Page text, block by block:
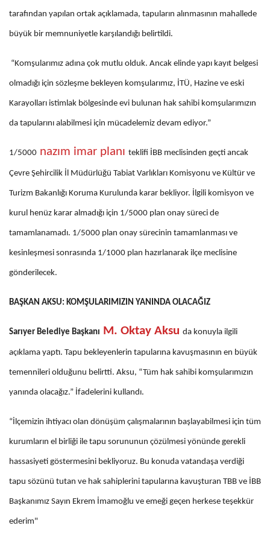
tarafından yapılan ortak açıklamada, tapuların alınmasının mahallede
büyük bir memnuniyetle karşılandığı belirtildi.
“Komşularımız adına çok mutlu olduk. Ancak elinde yapı kayıt belgesi
olmadığı için sözleşme bekleyen komşularımız, İTÜ, Hazine ve eski
Karayolları istimlak bölgesinde evi bulunan hak sahibi komşularımızın
da tapularını alabilmesi için mücadelemiz devam ediyor.”
1/5000 nazım imar planı teklifi İBB meclisinden geçti ancak
Çevre Şehircilik İl Müdürlüğü Tabiat Varlıkları Komisyonu ve Kültür ve
Turizm Bakanlığı Koruma Kurulunda karar bekliyor. İlgili komisyon ve
kurul henüz karar almadığı için 1/5000 plan onay süreci de
tamamlanamadı. 1/5000 plan onay sürecinin tamamlanması ve
kesinleşmesi sonrasında 1/1000 plan hazırlanarak ilçe meclisine
gönderilecek.
BAŞKAN AKSU: KOMŞULARIMIZIN YANINDA OLACAĞIZ
Sarıyer Belediye Başkanı M. Oktay Aksu da konuyla ilgili
açıklama yaptı. Tapu bekleyenlerin tapularına kavuşmasının en büyük
temennileri olduğunu belirtti. Aksu, “Tüm hak sahibi komşularımızın
yanında olacağız.” İfadelerini kullandı.
“İlçemizin ihtiyacı olan dönüşüm çalışmalarının başlayabilmesi için tüm
kurumların el birliği ile tapu sorununun çözülmesi yönünde gerekli
hassasiyeti göstermesini bekliyoruz. Bu konuda vatandaşa verdiği
tapu sözünü tutan ve hak sahiplerini tapularına kavuşturan TBB ve İBB
Başkanımız Sayın Ekrem İmamoğlu ve emeği geçen herkese teşekkür
ederim"